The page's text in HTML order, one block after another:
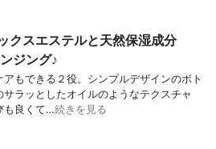
クスエステルと天然保湿成分
ジング♪
もできる２役。シンプルデザインのボト
ラッとしたオイルのようなテクスチャ
も良くて…続きを見る